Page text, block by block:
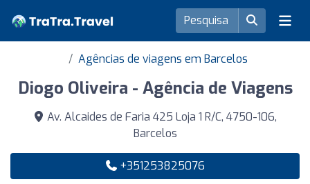
Agências de viagens em Barcelos
Diogo Oliveira - Agência de Viagens
Av. Alcaides de Faria 425 Loja 1 R/C, 4750-106,
Barcelos
+351253825076